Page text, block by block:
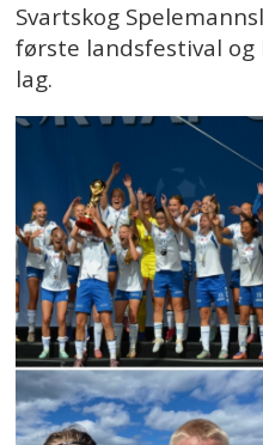
Svartskog
første landsfestival og
lag.